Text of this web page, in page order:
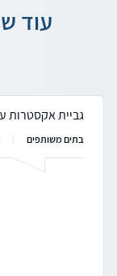
עוד
גביית אקסטרות
בתים משותפים